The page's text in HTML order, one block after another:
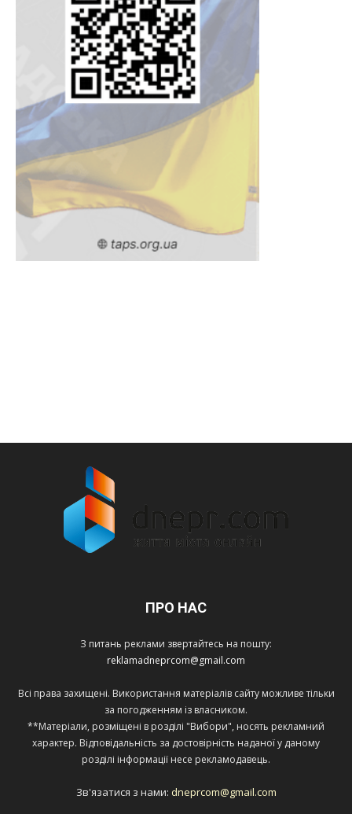
ПРО НАС
З питань реклами звертайтесь на пошту:
reklamadneprcom@gmail.com
Всі права захищені. Використання матеріалів сайту можливе тільки
за погодженням із власником.
**Матеріали, розміщені в розділі "Вибори", носять рекламний
характер. Відповідальність за достовірність наданої у даному
розділі інформації несе рекламодавець.
Зв'язатися з нами: dneprcom@gmail.com